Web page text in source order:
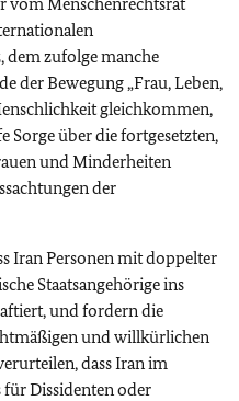
zufolge manche
der Bewegung „Frau, Leben,
gleichkommen,
Sorge über die fortgesetzten,
und Minderheiten
der
Iran Personen mit doppelter
Staatsangehörige ins
und fordern die
und willkürlichen
dass Iran im
für Dissidenten oder